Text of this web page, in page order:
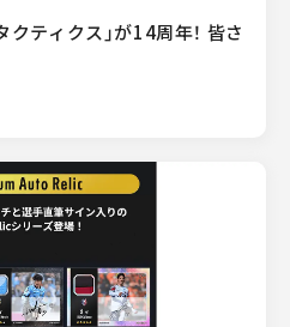
ティクス」が14周年！ 皆さ